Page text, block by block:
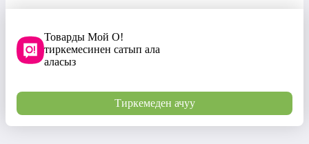
Товарды Мой О!
тиркемесинен сатып ала
аласыз
Тиркемеден ачуу